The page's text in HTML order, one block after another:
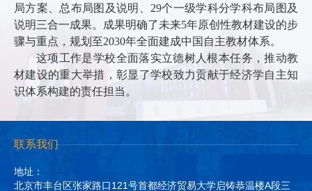
局方案、总布局图及说明、29个一级学科分学科布局图及
说明三合一成果。成果明确了未来5年原创性教材建设的步
骤与重点，规划至2030年全面建成中国自主教材体系。
这项工作是学校全面落实立德树人根本任务，推动教
材建设的重大举措，彰显了学校致力贡献于经济学自主知
识体系构建的责任担当。
联系我们
地址：
北京市丰台区张家路口121号首都经济贸易大学启铸恭温楼A段三